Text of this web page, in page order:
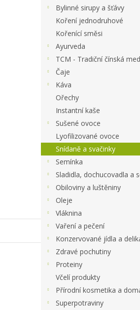
Bylinné sirupy a šťávy
Koření jednodruhové
Kořenící směsi
Ayurveda
TCM - Tradiční čínská
Čaje
Káva
Ořechy
Instantní kaše
Sušené ovoce
Lyofilizované ovoce
Snídaně a svačinky
Semínka
Sladidla, dochucovadla a
Obiloviny a luštěniny
Oleje
Vláknina
Vaření a pečení
Konzervované jídla a
Zdravé pochutiny
Proteiny
Včelí produkty
Přírodní kosmetika a
Superpotraviny